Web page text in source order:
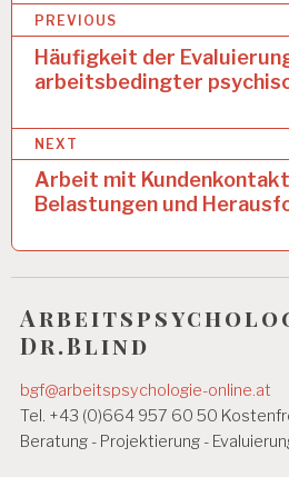
I
N
G
U
E
N
A
S
S
P
B
t
r
g
s
n
a
v
i
PREVIOUS
Häufigkeit der
arbeitsbedingter
NEXT
Arbeit mit
Belastungen und
Dr.Blind
bgf@arbeitspsychologie-online.at
Tel. +43 (0)664 957 60 50
Beratung - Projektierung -